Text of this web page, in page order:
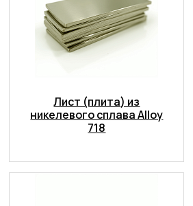
Лист (плита) из
никелевого сплава Alloy
718